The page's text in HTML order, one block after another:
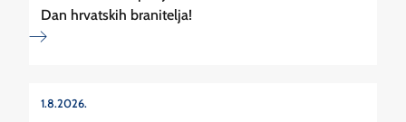
Dan hrvatskih branitelja!
1.8.2026.